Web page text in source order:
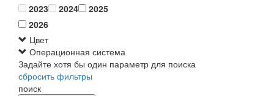
2023
2024
2025
2026
Цвет
Операционная система
Задайте хотя бы один параметр для поиска
сбросить фильтры
поиск